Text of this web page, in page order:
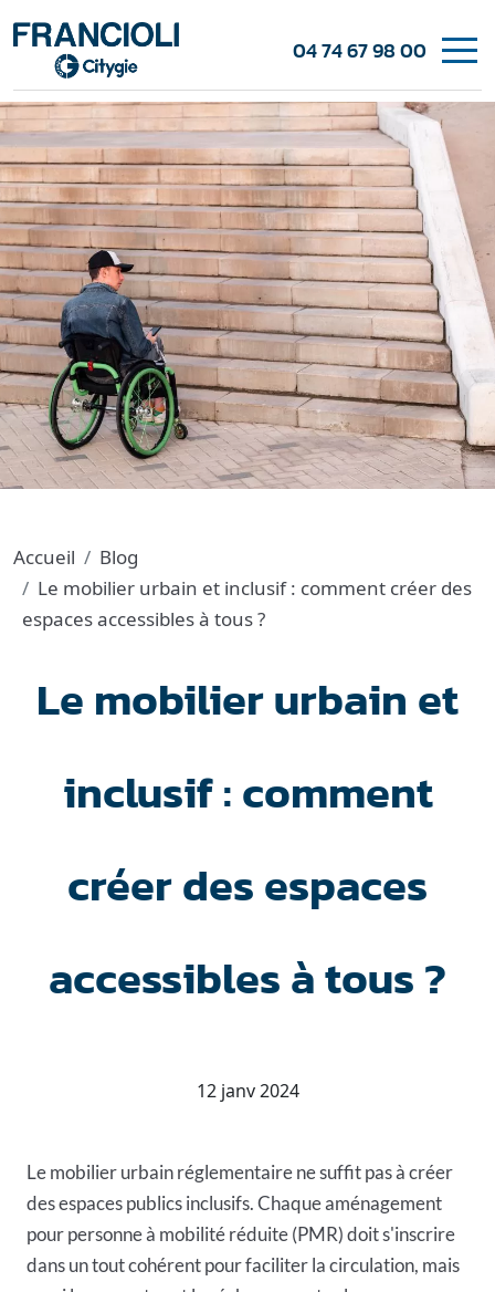
04 74 67 98 00
Accueil
Blog
Le mobilier urbain et inclusif : comment créer des
espaces accessibles à tous ?
Le mobilier urbain et
inclusif : comment
créer des espaces
accessibles à tous ?
12 janv 2024
Le mobilier urbain réglementaire ne suffit pas à créer
des espaces publics inclusifs. Chaque aménagement
pour personne à mobilité réduite (PMR) doit s'inscrire
dans un tout cohérent pour faciliter la circulation, mais